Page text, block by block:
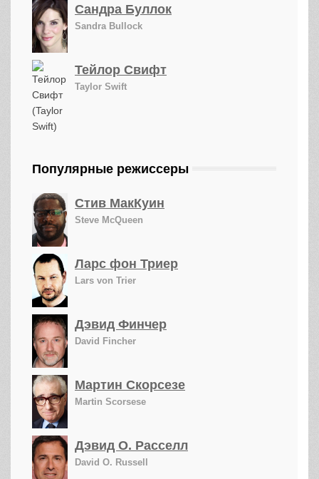
Сандра Буллок
Sandra Bullock
Тейлор Свифт
Taylor Swift
Популярные режиссеры
Стив МакКуин
Steve McQueen
Ларс фон Триер
Lars von Trier
Дэвид Финчер
David Fincher
Мартин Скорсезе
Martin Scorsese
Дэвид О. Расселл
David O. Russell